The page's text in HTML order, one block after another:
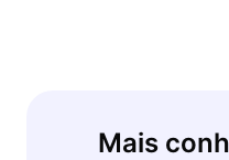
Mais